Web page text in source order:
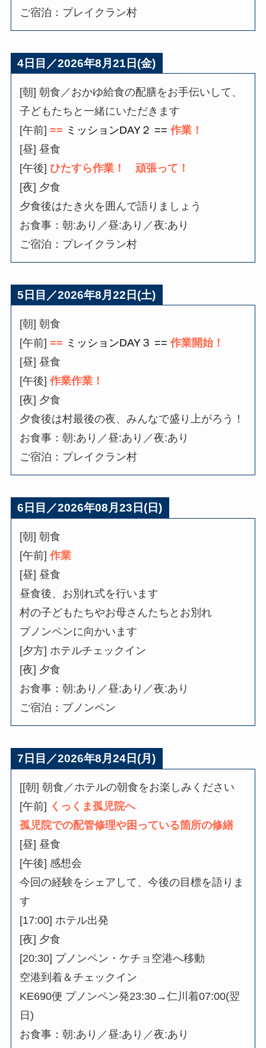
ご宿泊：プレイクラン村
4日目／2026年8月21日(金)
[朝] 朝食／おかゆ給食の配膳をお手伝いして、
子どもたちと一緒にいただきます
[午前]== ミッションDAY２ == 作業！
[昼] 昼食
[午後]ひたすら作業！ 頑張って！
[夜] 夕食
夕食後はたき火を囲んで語りましょう
お食事：朝:あり／昼:あり／夜:あり
ご宿泊：プレイクラン村
5日目／2026年8月22日(土)
[朝] 朝食
[午前]== ミッションDAY３ == 作業開始！
[昼] 昼食
[午後]作業作業！
[夜] 夕食
夕食後は村最後の夜、みんなで盛り上がろう！
お食事：朝:あり／昼:あり／夜:あり
ご宿泊：プレイクラン村
6日目／2026年08月23日(日)
[朝] 朝食
[午前]作業
[昼] 昼食
昼食後、お別れ式を行います
村の子どもたちやお母さんたちとお別れ
プノンペンに向かいます
[夕方] ホテルチェックイン
[夜] 夕食
お食事：朝:あり／昼:あり／夜:あり
ご宿泊：プノンペン
7 日目／2026年8月24日(月)
[[朝] 朝食／ホテルの朝食をお楽しみください
[午前] くっくま孤児院へ
孤児院での配管修理や困っている箇所の修繕
[昼] 昼食
[午後] 感想会
今回の経験をシェアして、今後の目標を語りま
す
[17:00] ホテル出発
[夜] 夕食
[20:30] プノンペン・ケチョ空港へ移動
空港到着＆チェックイン
KE690便 プノンペン発23:30→仁川着07:00(翌
日)
お食事：朝:あり／昼:あり／夜:あり